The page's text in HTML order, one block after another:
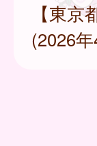
【東
(2026